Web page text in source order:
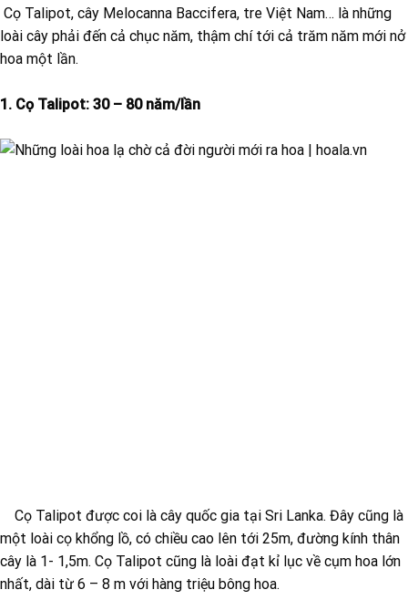
Cọ Talipot, cây Melocanna Baccifera, tre Việt Nam… là những
loài cây phải đến cả chục năm, thậm chí tới cả trăm năm mới nở
hoa một lần.
1. Cọ Talipot: 30 – 80 năm/lần
Cọ Talipot được coi là cây quốc gia tại Sri Lanka. Đây cũng là
một loài cọ khổng lồ, có chiều cao lên tới 25m, đường kính thân
cây là 1- 1,5m. Cọ Talipot cũng là loài đạt kỉ lục về cụm hoa lớn
nhất, dài từ 6 – 8 m với hàng triệu bông hoa.